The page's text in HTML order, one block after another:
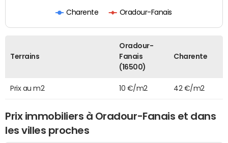
Charente Oradour-Fanais
Terrains
Oradour-
Fanais
(16500)
Charente
Prix au m2 10 €/m2 42 €/m2
Prix immobiliers à Oradour-Fanais et dans
les villes proches